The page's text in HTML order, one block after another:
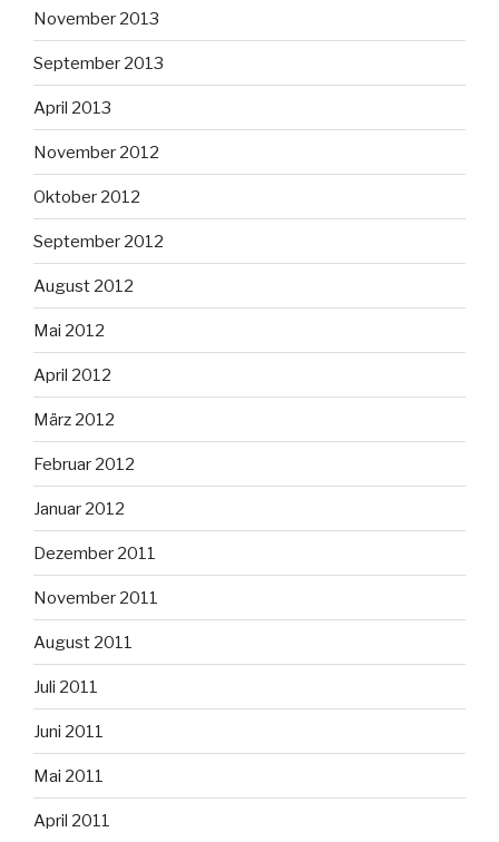
November 2013
September 2013
April 2013
November 2012
Oktober 2012
September 2012
August 2012
Mai 2012
April 2012
März 2012
Februar 2012
Januar 2012
Dezember 2011
November 2011
August 2011
Juli 2011
Juni 2011
Mai 2011
April 2011